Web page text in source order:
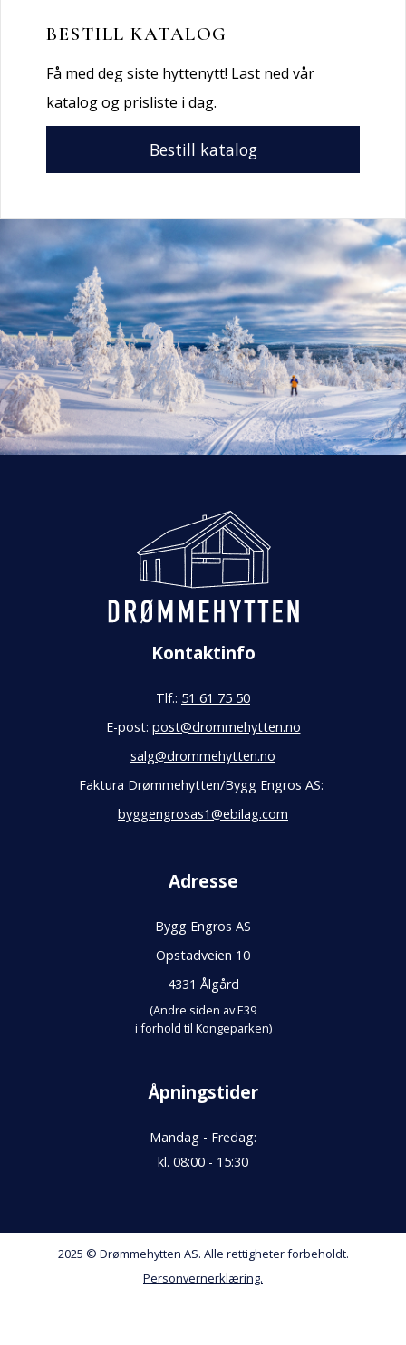
BESTILL KATALOG
Få med deg siste hyttenytt! Last ned vår
katalog og prisliste i dag.
Bestill katalog
Kontaktinfo
Tlf.: 51 61 75 50
E-post: post@drommehytten.no
salg@drommehytten.no
Faktura Drømmehytten/Bygg Engros AS:
byggengrosas1@ebilag.com
Adresse
Bygg Engros AS
Opstadveien 10
4331 Ålgård
(Andre siden av E39
i forhold til Kongeparken)
Åpningstider
Mandag - Fredag:
kl. 08:00 - 15:30
2025 © Drømmehytten AS. Alle rettigheter forbeholdt.
Personvernerklæring.